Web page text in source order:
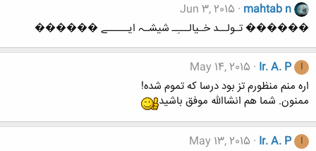
mahtab n
Jun 3, 2015
������ تـولــد خـیالـــِـ شیشـہ ایـــــے ������
I
Ir. A. P
May 14, 2015
اره منم منظورم تز بود درسا که تموم شده!
ممنون. شما هم انشاالله موفق باشید
I
Ir. A. P
May 13, 2015